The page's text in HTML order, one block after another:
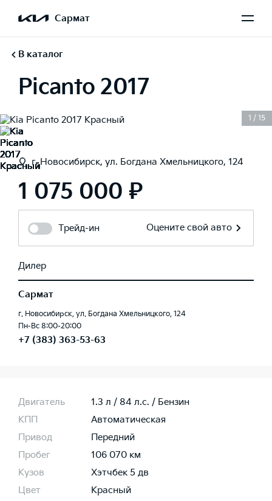
Сармат
В каталог
Picanto 2017
1 / 15
г. Новосибирск, ул. Богдана Хмельницкого, 124
1 075 000 ₽
Трейд-ин Оцените свой авто
Дилер
Сармат
г. Новосибирск, ул. Богдана Хмельницкого, 124
Пн-Вс 8:00-20:00
+7 (383) 363-53-63
Двигатель
1.3 л / 84 л.c. / Бензин
КПП
Автоматическая
Привод
Передний
Пробег
106 070 км
Кузов
Хэтчбек 5 дв
Цвет
Красный